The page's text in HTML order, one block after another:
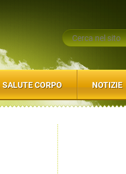
SALUTE CORPO NOTIZIE